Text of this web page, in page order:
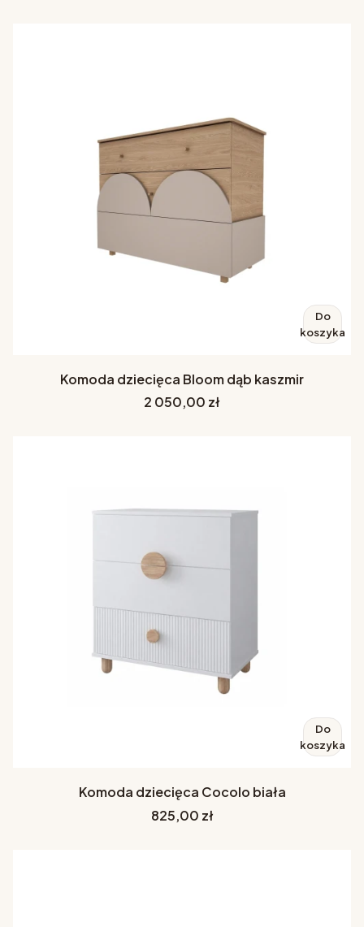
Do
koszyka
Komoda dziecięca Bloom dąb kaszmir
Cena
2 050,00 zł
Do
koszyka
Komoda dziecięca Cocolo biała
Cena
825,00 zł